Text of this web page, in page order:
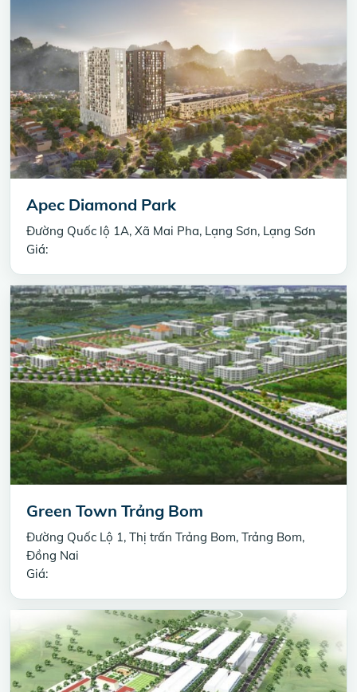
Apec Diamond Park
Đường Quốc lộ 1A, Xã Mai Pha, Lạng Sơn, Lạng Sơn
Giá:
Green Town Trảng Bom
Đường Quốc Lộ 1, Thị trấn Trảng Bom, Trảng Bom,
Đồng Nai
Giá: